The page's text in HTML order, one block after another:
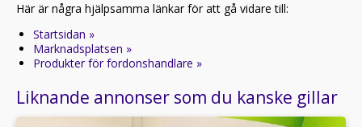
Här är några hjälpsamma länkar för att gå vidare till:
Startsidan »
Marknadsplatsen »
Produkter för fordonshandlare »
Liknande annonser som du kanske gillar